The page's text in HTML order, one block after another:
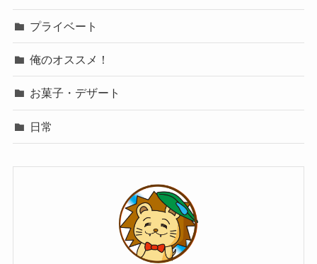
プライベート
俺のオススメ！
お菓子・デザート
日常